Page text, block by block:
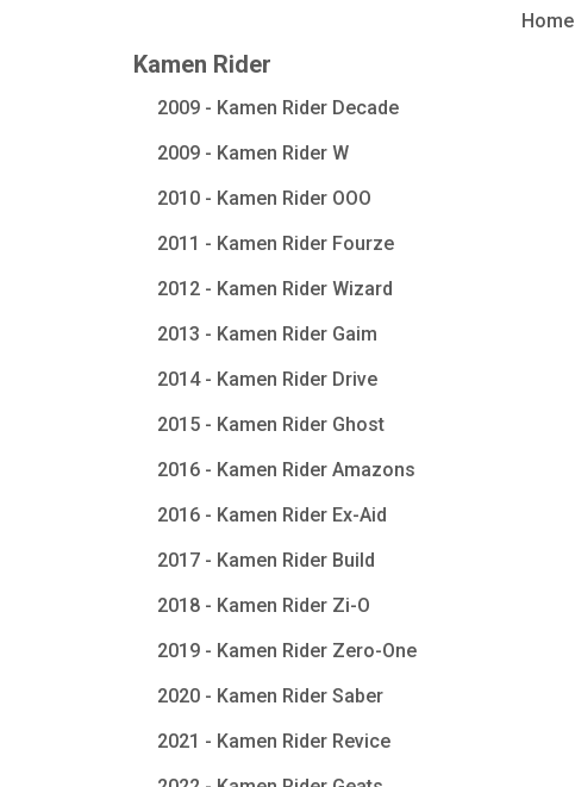
Home
Kamen Rider
2009 - Kamen Rider Decade
2009 - Kamen Rider W
2010 - Kamen Rider OOO
2011 - Kamen Rider Fourze
2012 - Kamen Rider Wizard
2013 - Kamen Rider Gaim
2014 - Kamen Rider Drive
2015 - Kamen Rider Ghost
2016 - Kamen Rider Amazons
2016 - Kamen Rider Ex-Aid
2017 - Kamen Rider Build
2018 - Kamen Rider Zi-O
2019 - Kamen Rider Zero-One
2020 - Kamen Rider Saber
2021 - Kamen Rider Revice